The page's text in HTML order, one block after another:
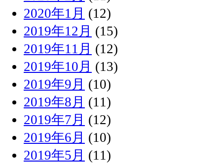
2020年1月 (12)
2019年12月 (15)
2019年11月 (12)
2019年10月 (13)
2019年9月 (10)
2019年8月 (11)
2019年7月 (12)
2019年6月 (10)
2019年5月 (11)